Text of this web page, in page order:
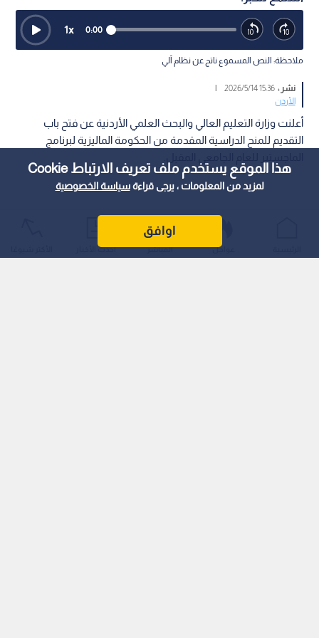
هذا الموقع يستخدم ملف تعريف الارتباط Cookie
لمزيد من المعلومات ، يرجى قراءةسياسة الخصوصية
اوافق
0:00
1x
ملاحظة: النص المسموع ناتج عن نظام آلي
نشر :15:36 2026/5/14
|
الأردن
أعلنت وزارة التعليم العالي والبحث العلمي الأردنية عن فتح باب
التقديم للمنح الدراسية المقدمة من الحكومة الماليزية لبرنامج
عواجل المباشر أحدث الأخبار